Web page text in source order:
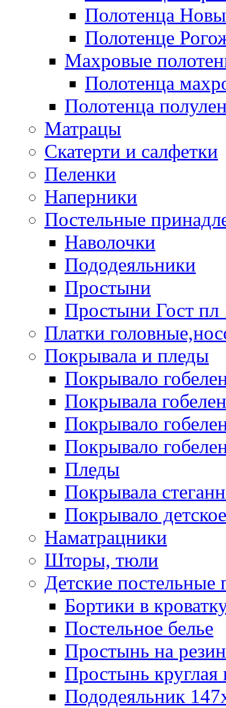
Полотенца
Полотенце
Махровые
Полотенца
Полотенца
Матрацы
Скатерти и салфетки
Пеленки
Наперники
Постельные
Наволочки
Пододеяльники
Простыни
Простыни Гост пл
Платки
Покрывала и пледы
Покрывало
Покрывала гобелен
Покрывало
Покрывало
Пледы
Покрывала
Покрывало
Наматрацники
Шторы, тюли
Детские постельные
Бортики в
Постельное белье
Простынь на
Простынь круглая
Пододеяльник